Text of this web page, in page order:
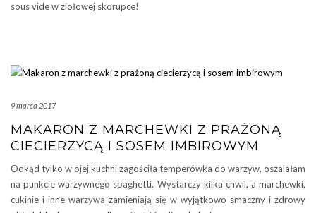
sous vide w ziołowej skorupce!
9 marca 2017
MAKARON Z MARCHEWKI Z PRAŻONĄ
CIECIERZYCĄ I SOSEM IMBIROWYM
Odkąd tylko w ojej kuchni zagościła temperówka do warzyw, oszalałam
na punkcie warzywnego spaghetti. Wystarczy kilka chwil, a marchewki,
cukinie i inne warzywa zamieniają się w wyjątkowo smaczny i zdrowy